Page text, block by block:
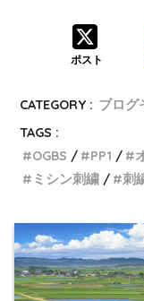
ポスト
CATEGORY : ブログ
TAGS :
OGBS
PP1
ミシン刺繍
刺